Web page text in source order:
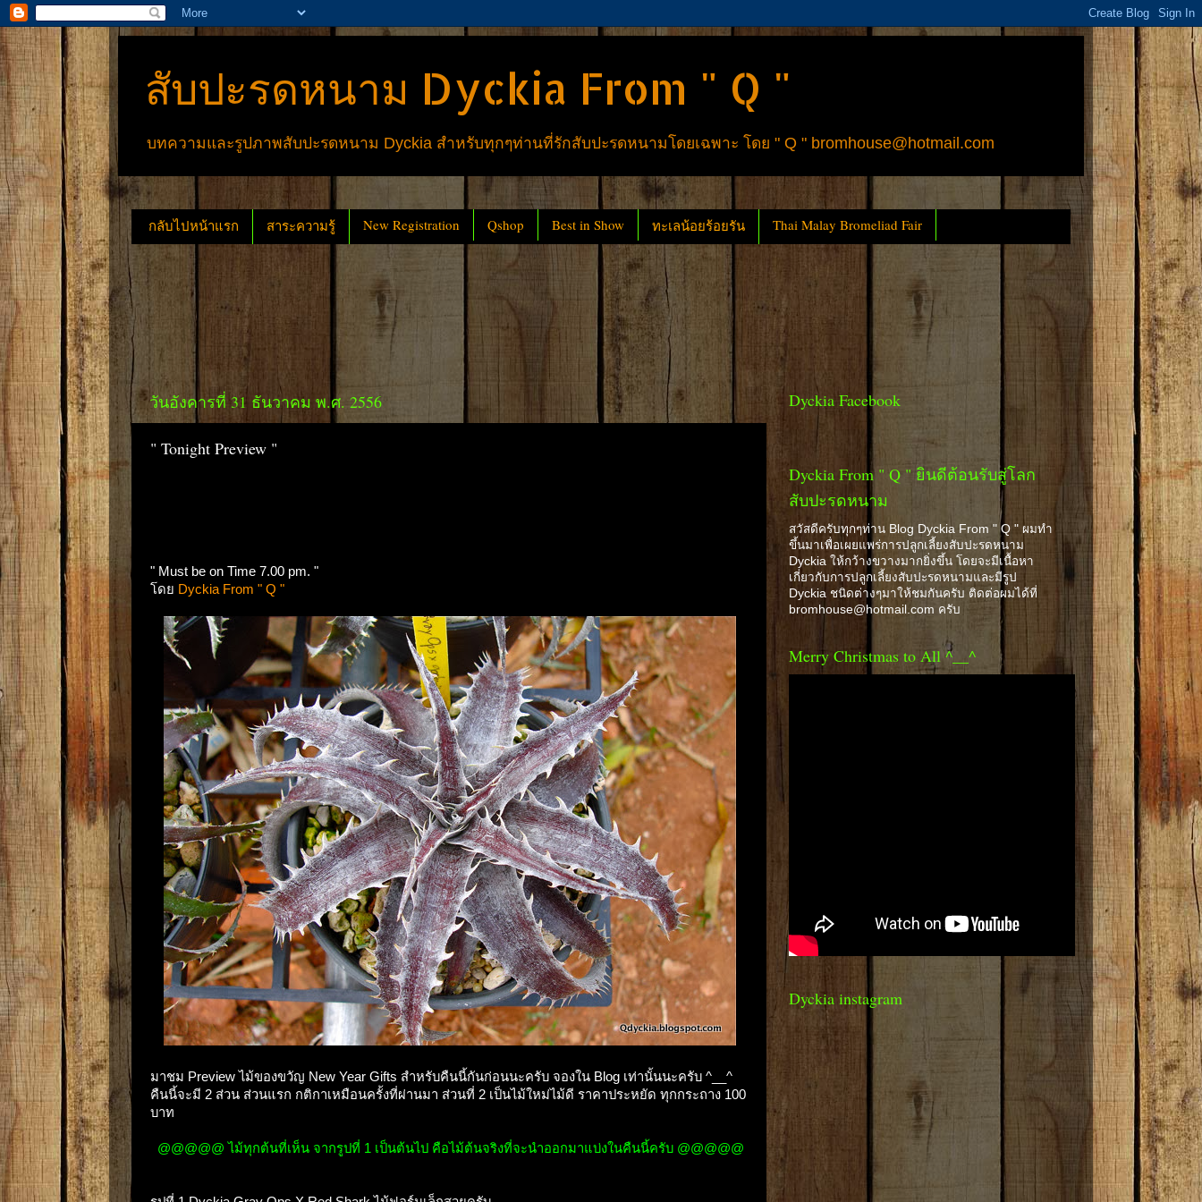
สับปะรดหนาม Dyckia From " Q "
บทความและรูปภาพสับปะรดหนาม Dyckia สำหรับทุกๆท่านที่รักสับปะรดหนามโดยเฉพาะ โดย " Q " bromhouse@hotmail.com
กลับไปหน้าแรก สาระความรู้ New Registration Qshop Best in Show ทะเลน้อยร้อยรัน Thai Malay Bromeliad Fair
วันอังคารที่ 31 ธันวาคม พ.ศ. 2556
" Tonight Preview "
" Must be on Time 7.00 pm. "
โดย Dyckia From " Q "
มาชม Preview ไม้ของขวัญ New Year Gifts สำหรับคืนนี้กันก่อนนะครับ จองใน Blog เท่านั้นนะครับ ^__^
คืนนี้จะมี 2 ส่วน ส่วนแรก กติกาเหมือนครั้งที่ผ่านมา ส่วนที่ 2 เป็นไม้ใหม่ไม้ดี ราคาประหยัด ทุกกระถาง 100
บาท
@@@@@ ไม้ทุกต้นที่เห็น จากรูปที่ 1 เป็นต้นไป คือไม้ต้นจริงที่จะนำออกมาแบ่งในคืนนี้ครับ @@@@@
Dyckia Facebook
Dyckia From " Q " ยินดีต้อนรับสู่โลก
สับปะรดหนาม
สวัสดีครับทุกๆท่าน Blog Dyckia From " Q " ผมทำ
ขึ้นมาเพื่อเผยแพร่การปลูกเลี้ยงสับปะรดหนาม
Dyckia ให้กว้างขวางมากยิ่งขึ้น โดยจะมีเนื้อหา
เกี่ยวกับการปลูกเลี้ยงสับปะรดหนามและมีรูป
Dyckia ชนิดต่างๆมาให้ชมกันครับ ติดต่อผมได้ที่
bromhouse@hotmail.com ครับ
Merry Christmas to All ^__^
Dyckia instagram